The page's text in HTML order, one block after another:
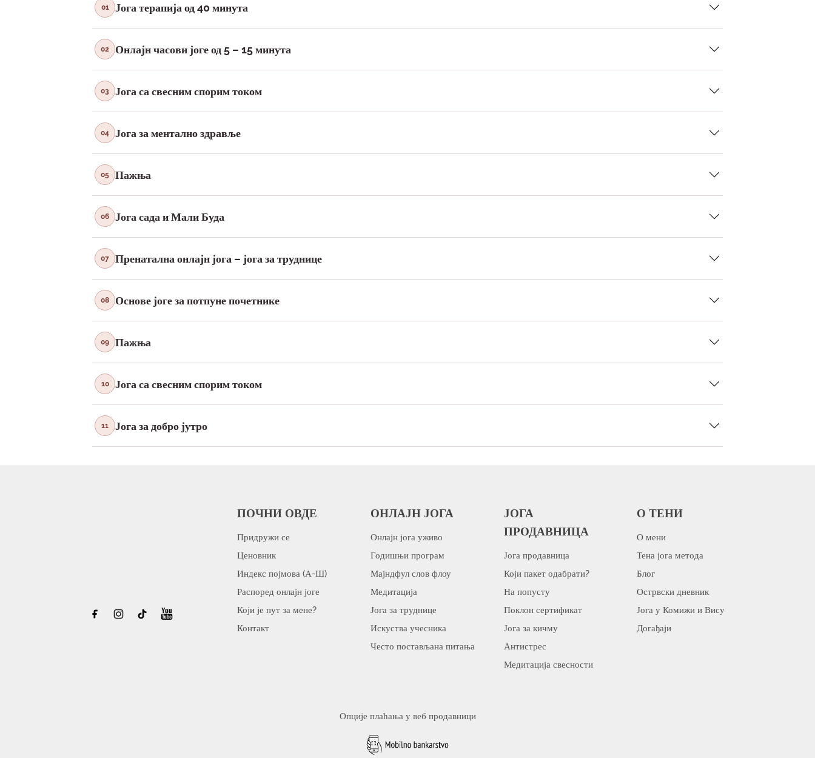
01 Јога терапија од 40 минута
02 Онлајн часови јоге од 5 – 15 минута
03 Јога са свесним спорим током
04 Јога за ментално здравље
05 Пажња
06 Јога сада и Мали Буда
07 Пренатална онлајн јога – јога за труднице
08 Основе јоге за потпуне почетнике
09 Пажња
10 Јога са свесним спорим током
11 Јога за добро јутро
ПОЧНИ ОВДЕ
Придружи се
Ценовник
Индекс појмова (А-Ш)
Распоред онлајн јоге
Који је пут за мене?
Контакт
ОНЛАЈН ЈОГА
Онлајн јога уживо
Годишњи програм
Мајндфул слов флоу
Медитација
Јога за труднице
Искуства учесника
Често постављана питања
ЈОГА
ПРОДАВНИЦА
Јога продавница
Који пакет одабрати?
На попусту
Поклон сертификат
Јога за кичму
Антистрес
Медитација свесности
О ТЕНИ
О мени
Тена јога метода
Блог
Острвски дневник
Јога у Комижи и Вису
Догађаји
Опције плаћања у веб продавници